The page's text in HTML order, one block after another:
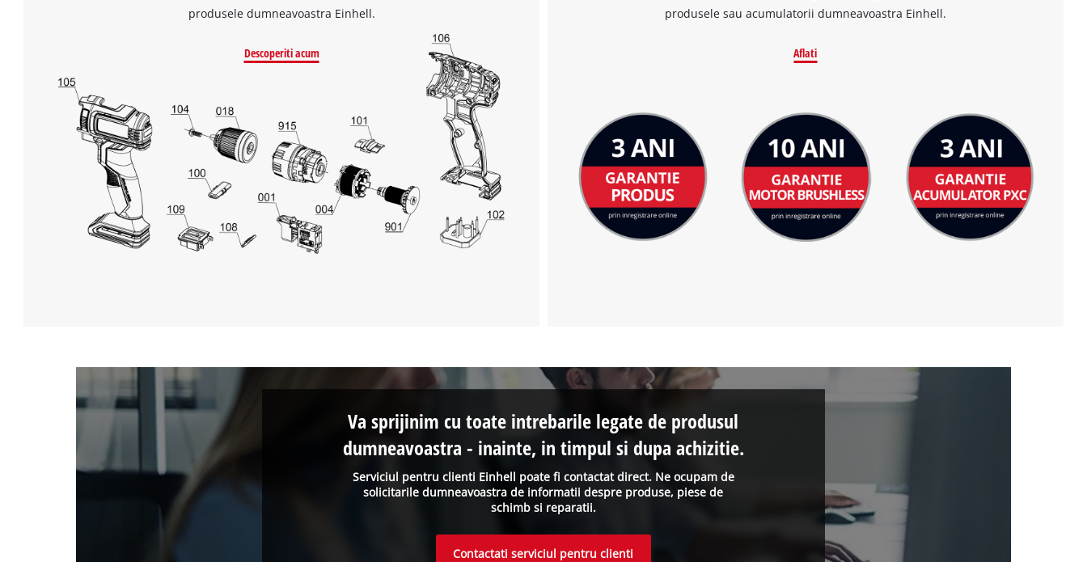
produsele dumneavoastra Einhell.
Descoperiti acum
produsele sau acumulatorii dumneavoastra Einhell.
Aflati
Serviciul pentru clienti Einhell poate fi contactat direct. Ne ocupam de
solicitarile dumneavoastra de informatii despre produse, piese de
schimb si reparatii.
Va sprijinim cu toate intrebarile legate de produsul
dumneavoastra - inainte, in timpul si dupa achizitie.
Contactati serviciul pentru clienti